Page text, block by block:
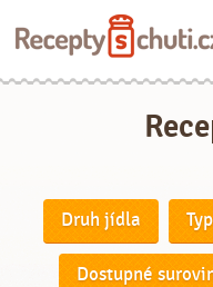
Druh jídla
Dostupné